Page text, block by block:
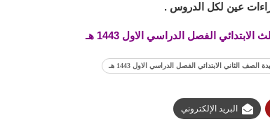
عين لكل الدروس .
الفصل الدراسي الاول 1443 هـ
الثاني الابتدائي الفصل الدراسي الاول 1443 هـ
البريد الإلكتروني